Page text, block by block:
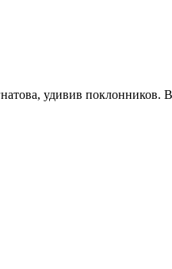
удивив поклонников.